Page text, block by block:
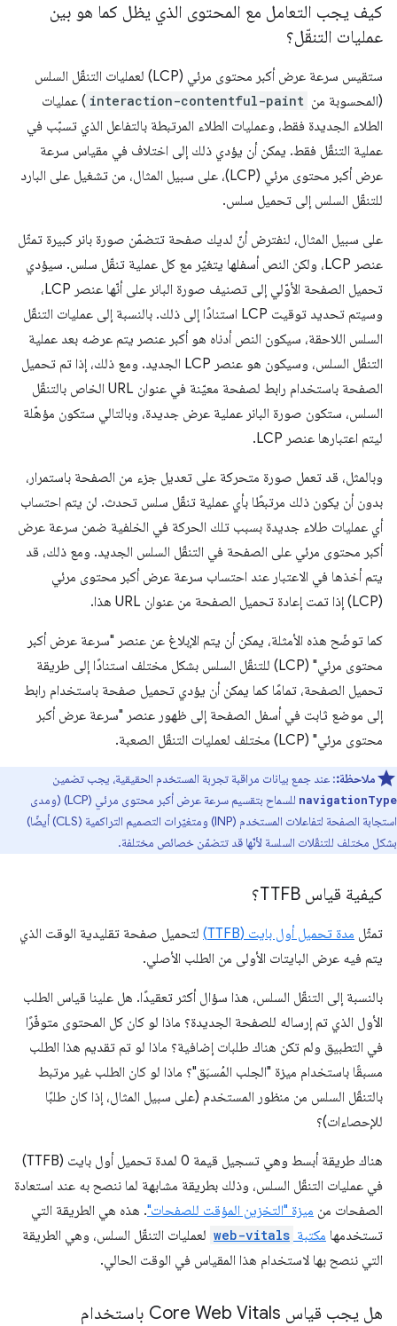
كيف يجب التعامل مع المحتوى الذي يظل كما هو بين
عمليات التنقّل؟
ستقيس سرعة عرض أكبر محتوى مرئي (LCP) لعمليات التنقّل السلس
(المحسوبة من interaction-contentful-paint ) عمليات
الطلاء الجديدة فقط، وعمليات الطلاء المرتبطة بالتفاعل الذي تسبّب في
عملية التنقّل فقط. يمكن أن يؤدي ذلك إلى اختلاف في مقياس سرعة
عرض أكبر محتوى مرئي (LCP)، على سبيل المثال، من تشغيل على البارد
للتنقّل السلس إلى تحميل سلس.
على سبيل المثال، لنفترض أنّ لديك صفحة تتضمّن صورة بانر كبيرة تمثّل
عنصر LCP، ولكن النص أسفلها يتغيّر مع كل عملية تنقّل سلس. سيؤدي
تحميل الصفحة الأوّلي إلى تصنيف صورة البانر على أنّها عنصر LCP،
وسيتم تحديد توقيت LCP استنادًا إلى ذلك. بالنسبة إلى عمليات التنقّل
السلس اللاحقة، سيكون النص أدناه هو أكبر عنصر يتم عرضه بعد عملية
التنقّل السلس، وسيكون هو عنصر LCP الجديد. ومع ذلك، إذا تم تحميل
الصفحة باستخدام رابط لصفحة معيّنة في عنوان URL الخاص بالتنقّل
السلس، ستكون صورة البانر عملية عرض جديدة، وبالتالي ستكون مؤهّلة
ليتم اعتبارها عنصر LCP.
وبالمثل، قد تعمل صورة متحركة على تعديل جزء من الصفحة باستمرار،
بدون أن يكون ذلك مرتبطًا بأي عملية تنقّل سلس تحدث. لن يتم احتساب
أي عمليات طلاء جديدة بسبب تلك الحركة في الخلفية ضمن سرعة عرض
أكبر محتوى مرئي على الصفحة في التنقّل السلس الجديد. ومع ذلك، قد
يتم أخذها في الاعتبار عند احتساب سرعة عرض أكبر محتوى مرئي
(LCP) إذا تمت إعادة تحميل الصفحة من عنوان URL هذا.
كما توضّح هذه الأمثلة، يمكن أن يتم الإبلاغ عن عنصر "سرعة عرض أكبر
محتوى مرئي" (LCP) للتنقّل السلس بشكل مختلف استنادًا إلى طريقة
تحميل الصفحة، تمامًا كما يمكن أن يؤدي تحميل صفحة باستخدام رابط
إلى موضع ثابت في أسفل الصفحة إلى ظهور عنصر "سرعة عرض أكبر
محتوى مرئي" (LCP) مختلف لعمليات التنقّل الصعبة.
ملاحظة:: عند جمع بيانات مراقبة تجربة المستخدم الحقيقية، يجب تضمين
navigationType
للسماح بتقسيم سرعة عرض أكبر محتوى مرئي (LCP) (ومدى
استجابة الصفحة لتفاعلات المستخدم (INP) ومتغيّرات التصميم التراكمية (CLS) أيضًا)
بشكل مختلف للتنقّلات السلسة لأنّها قد تتضمّن خصائص مختلفة.
كيفية قياس TTFB؟
تمثّل مدة تحميل أول بايت (TTFB)
لتحميل صفحة تقليدية الوقت الذي
يتم فيه عرض البايتات الأولى من الطلب الأصلي.
بالنسبة إلى التنقّل السلس، هذا سؤال أكثر تعقيدًا. هل علينا قياس الطلب
الأول الذي تم إرساله للصفحة الجديدة؟ ماذا لو كان كل المحتوى متوفّرًا
في التطبيق ولم تكن هناك طلبات إضافية؟ ماذا لو تم تقديم هذا الطلب
مسبقًا باستخدام ميزة "الجلب المُسبَق"؟ ماذا لو كان الطلب غير مرتبط
بالتنقّل السلس من منظور المستخدم (على سبيل المثال، إذا كان طلبًا
للإحصاءات)؟
هناك طريقة أبسط وهي تسجيل قيمة 0 لمدة تحميل أول بايت (TTFB)
في عمليات التنقّل السلس، وذلك بطريقة مشابهة لما ننصح به عند استعادة
الصفحات من ميزة "التخزين المؤقت للصفحات". هذه هي الطريقة التي
تستخدمها مكتبة web-vitals لعمليات التنقّل السلس، وهي الطريقة
التي ننصح بها لاستخدام هذا المقياس في الوقت الحالي.
هل يجب قياس Core Web Vitals باستخدام